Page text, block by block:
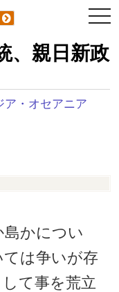
、親日新政
ア・オセアニア
かについ
は争いが存
て事を荒立